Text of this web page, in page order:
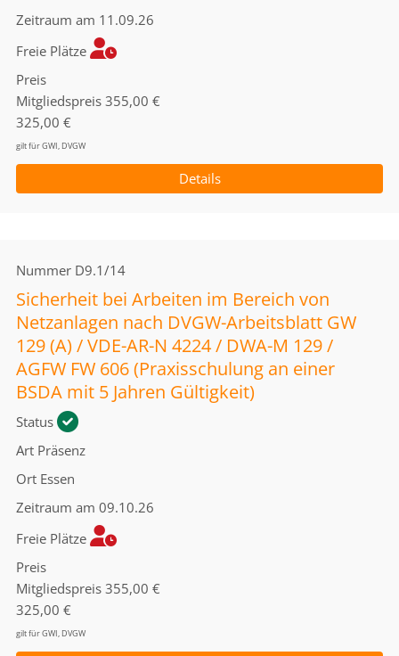
Zeitraum am 11.09.26
Freie Plätze
Preis
Mitgliedspreis 355,00 €
325,00 €
gilt für GWI, DVGW
Details
Nummer D9.1/14
Sicherheit bei Arbeiten im Bereich von
Netzanlagen nach DVGW-Arbeitsblatt GW
129 (A) / VDE-AR-N 4224 / DWA-M 129 /
AGFW FW 606 (Praxisschulung an einer
BSDA mit 5 Jahren Gültigkeit)
Status
Art Präsenz
Ort Essen
Zeitraum am 09.10.26
Freie Plätze
Preis
Mitgliedspreis 355,00 €
325,00 €
gilt für GWI, DVGW